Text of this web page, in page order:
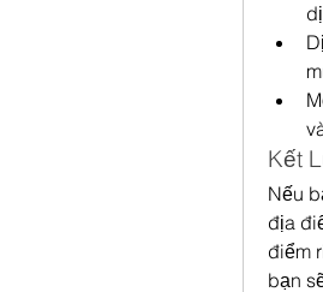
Kết
Nếu
địa
điểm
bạn